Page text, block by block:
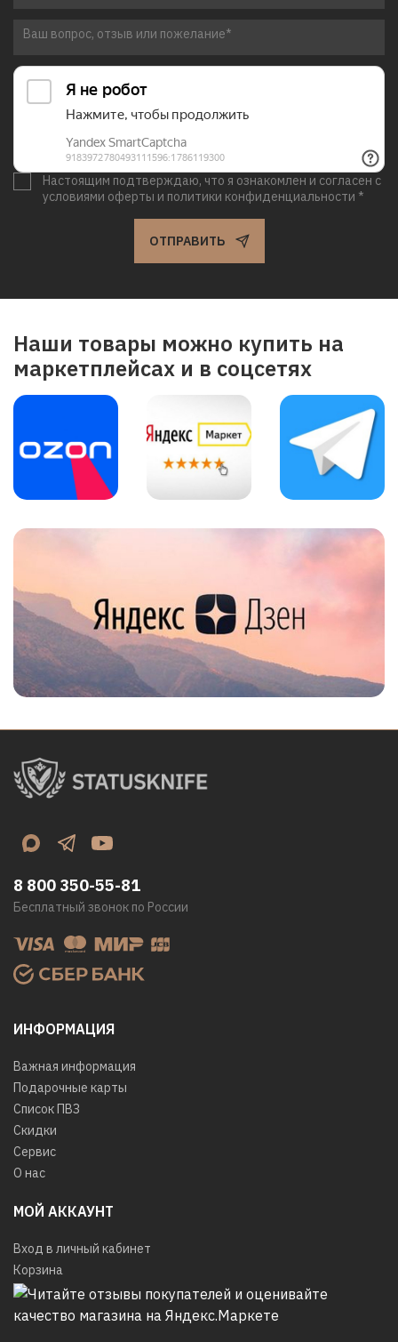
Настоящим подтверждаю, что я ознакомлен и согласен с
условиями оферты и политики конфиденциальности *
ОТПРАВИТЬ
Наши товары можно купить на
маркетплейсах и в соцсетях
ИНФОРМАЦИЯ
Важная информация
Подарочные карты
Список ПВЗ
Скидки
Сервис
О нас
МОЙ АККАУНТ
Вход в личный кабинет
Корзина
8 800 350-55-81
Бесплатный звонок по России